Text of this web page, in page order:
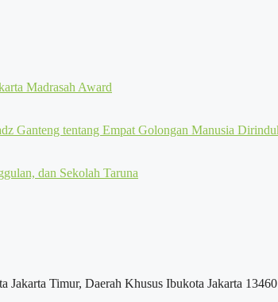
Timur, Daerah Khusus Ibukota Jakarta 13460